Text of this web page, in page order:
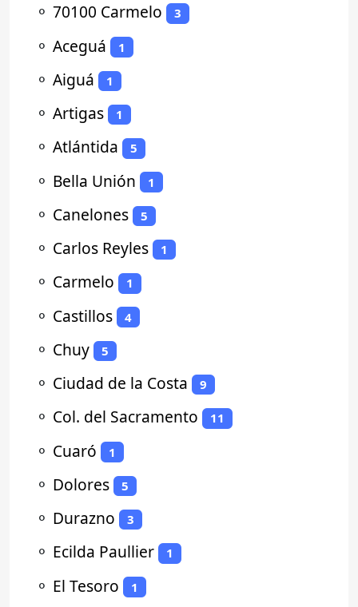
⚬ 70100 Carmelo 3
⚬ Aceguá 1
⚬ Aiguá 1
⚬ Artigas 1
⚬ Atlántida 5
⚬ Bella Unión 1
⚬ Canelones 5
⚬ Carlos Reyles 1
⚬ Carmelo 1
⚬ Castillos 4
⚬ Chuy 5
⚬ Ciudad de la Costa 9
⚬ Col. del Sacramento 11
⚬ Cuaró 1
⚬ Dolores 5
⚬ Durazno 3
⚬ Ecilda Paullier 1
⚬ El Tesoro 1